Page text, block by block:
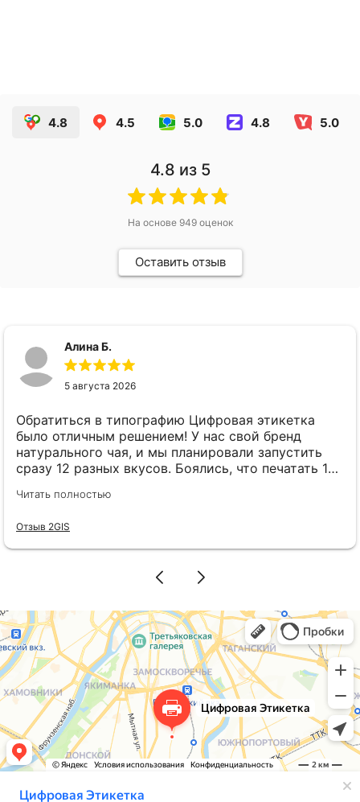
4.8 4.5 5.0 4.8 5.0
4.8 из 5
На основе 949оценок
Оставить отзыв
Алина Б.
5 августа 2026
Обратиться в типографию Цифровая этикетка
было отличным решением! У нас свой бренд
натурального чая, и мы планировали запустить
сразу 12 разных вкусов. Боялись, что печатать 12
сумму. Наткнулась на рекламу Цифровая этикетка
подробно и понятно рассказала: оказывается,
если размер этикеток одинаковый, можно
переплат! Это нас прямо спасло. В итоге выкатили
откладывая. Этикетки получились очень
красивыми и качественными, наши покупатели
уже делают комплименты. Спасибо за работу!
Читать полностью
Отзыв 2GIS